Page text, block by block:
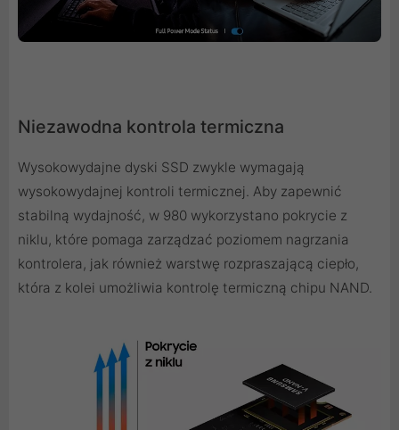
Niezawodna kontrola termiczna
Wysokowydajne dyski SSD zwykle wymagają
wysokowydajnej kontroli termicznej. Aby zapewnić
stabilną wydajność, w 980 wykorzystano pokrycie z
niklu, które pomaga zarządzać poziomem nagrzania
kontrolera, jak również warstwę rozpraszającą ciepło,
która z kolei umożliwia kontrolę termiczną chipu NAND.